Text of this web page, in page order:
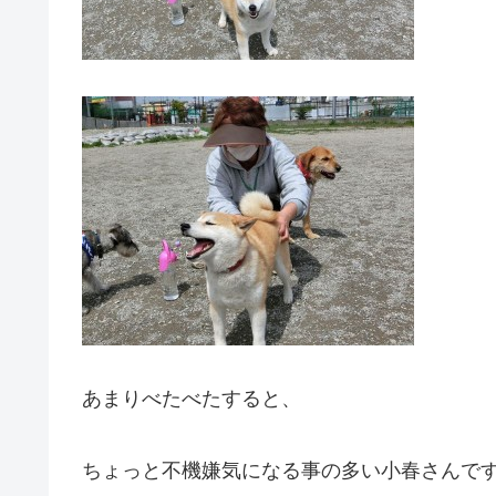
あまりべたべたすると、
ちょっと不機嫌気になる事の多い小春さんで